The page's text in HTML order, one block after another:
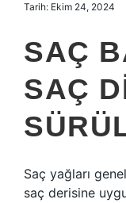
Tarih: Ekim 24, 2024
SAÇ
SAÇ
Saç yağları
saç derisine